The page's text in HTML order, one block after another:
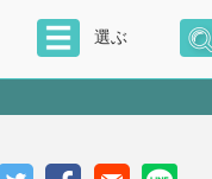
選ぶ